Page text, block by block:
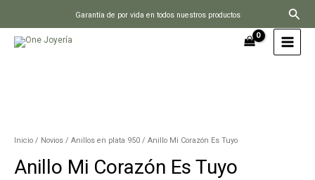
contenido
Garantía de por vida en todos nuestros productos
Inicio / Novios / Anillos en plata 950 / Anillo Mi Corazón Es Tuyo
Anillo Mi Corazón Es Tuyo